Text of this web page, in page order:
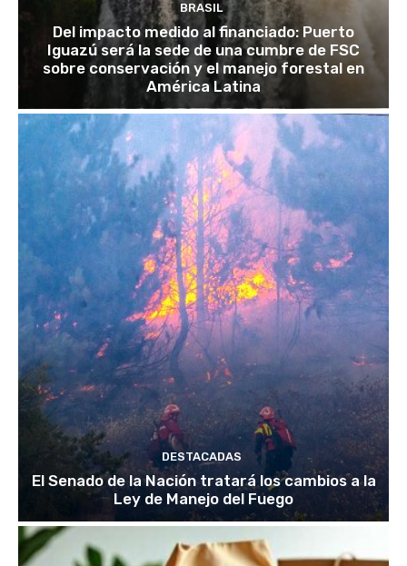
BRASIL
Del impacto medido al financiado: Puerto
Iguazú será la sede de una cumbre de FSC
sobre conservación y el manejo forestal en
América Latina
DESTACADAS
El Senado de la Nación tratará los cambios a la
Ley de Manejo del Fuego